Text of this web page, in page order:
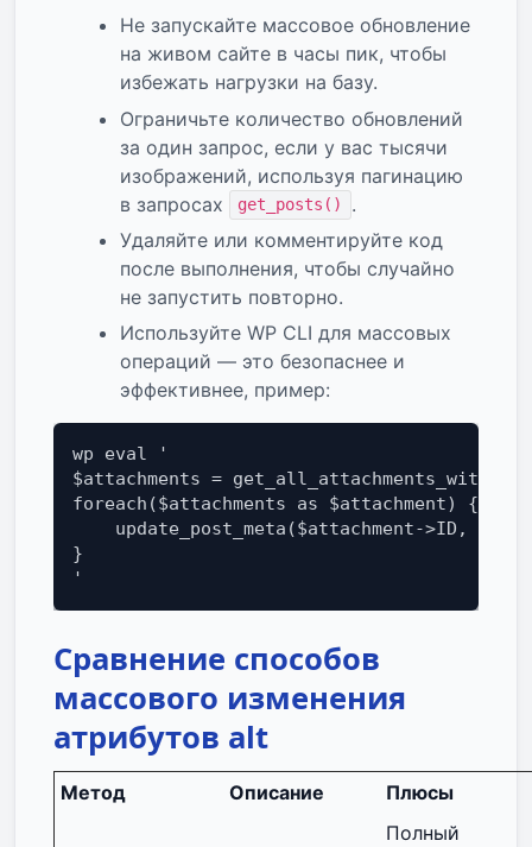
Не запускайте массовое обновление
на живом сайте в часы пик, чтобы
избежать нагрузки на базу.
Ограничьте количество обновлений
за один запрос, если у вас тысячи
изображений, используя пагинацию
в запросах
get_posts()
.
Удаляйте или комментируйте код
после выполнения, чтобы случайно
не запустить повторно.
Используйте WP CLI для массовых
операций — это безопаснее и
эффективнее, пример:
wp eval '
$attachments =
foreach($attachments as $attachment) {
update_post_meta($attachment->ID,
}
'
Сравнение способов
массового изменения
атрибутов alt
Метод Описание Плюсы
Полный